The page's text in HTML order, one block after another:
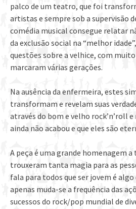
palco de um teatro, que foi
artistas e sempre sob a supervisão
comédia musical consegue relatar
da exclusão social na “melhor
questões sobre a velhice, com
marcaram várias gerações.
Na ausência da enfermeira, estes
transformam e revelam suas
através do bom e velho rock’n’roll
ainda não acabou e que eles são
A peça é uma grande homenagem
trouxeram tanta magia para as
fala para todos que ser jovem é
apenas muda-se a frequência das
sucessos do rock/pop mundial de